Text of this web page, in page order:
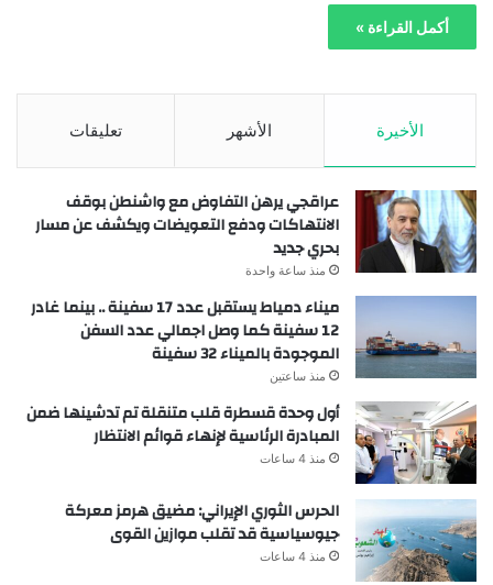
أكمل القراءة »
الأخيرة الأشهر تعليقات
عراقجي يرهن التفاوض مع واشنطن بوقف
الانتهاكات ودفع التعويضات ويكشف عن مسار
بحري جديد
منذ ساعة واحدة
ميناء دمياط يستقبل عدد 17 سفينة .. بينما غادر
12 سفينة كما وصل اجمالي عدد السفن
الموجودة بالميناء 32 سفينة
منذ ساعتين
أول وحدة قسطرة قلب متنقلة تم تدشينها ضمن
المبادرة الرئاسية لإنهاء قوائم الانتظار
منذ 4 ساعات
الحرس الثوري الإيراني: مضيق هرمز معركة
جيوسياسية قد تقلب موازين القوى
منذ 4 ساعات